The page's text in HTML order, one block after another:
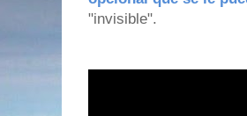
"invisible".